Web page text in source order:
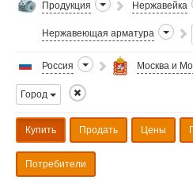
Продукция Нержавейка
Нержавеющая арматура
Россия Москва и
Город
Купить Продать Цены
Потребители